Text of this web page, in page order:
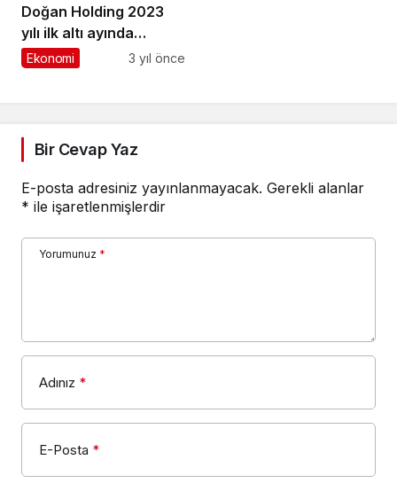
Doğan Holding 2023
yılı ilk altı ayında
gelirlerini %186
Ekonomi 3 yıl önce
Bir Cevap Yaz
E-posta adresiniz yayınlanmayacak. Gerekli alanlar
* ile işaretlenmişlerdir
Yorumunuz *
Adınız *
E-Posta *